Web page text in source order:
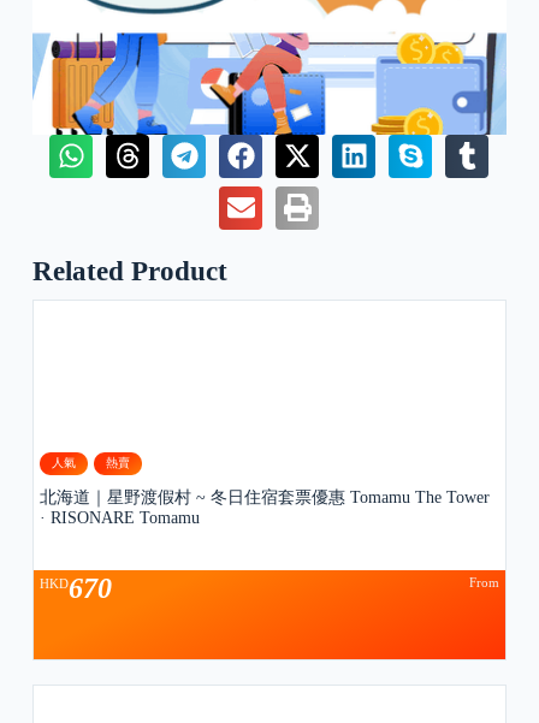
Related Product
人氣 熱賣
北海道｜星野渡假村 ~ 冬日住宿套票優惠 Tomamu The Tower
· RISONARE Tomamu
From
HKD670